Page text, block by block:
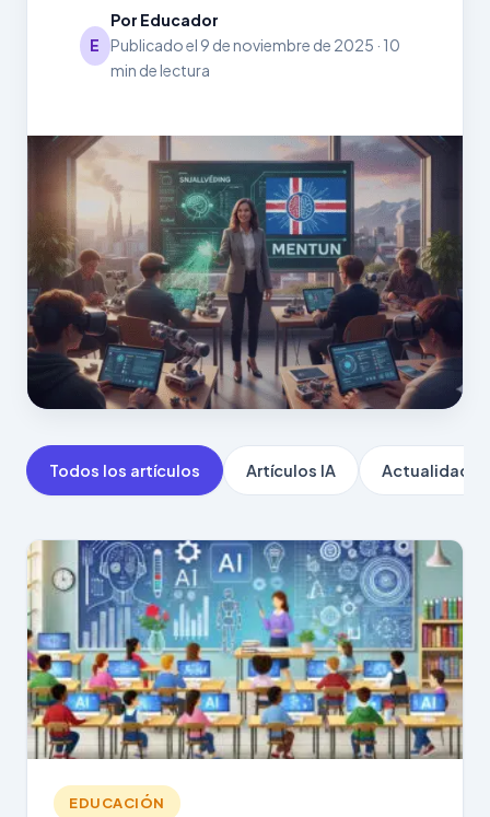
E
Por Educador
Publicado el 9 de noviembre de 2025 · 10
min de lectura
Todos los artículos Artículos IA Actualidad IA
EDUCACIÓN